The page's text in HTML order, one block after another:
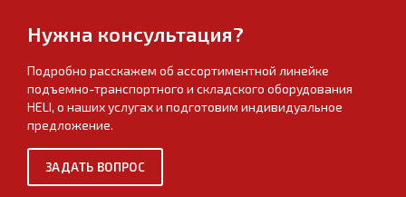
Нужна консультация?
Подробно расскажем об ассортиментной линейке
подъемно-транспортного и складского оборудования
HELI, о наших услугах и подготовим индивидуальное
предложение.
ЗАДАТЬ ВОПРОС